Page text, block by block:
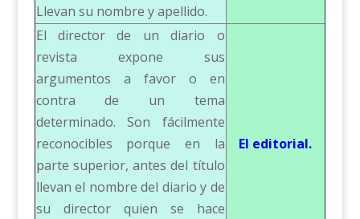
Llevan su nombre y apellido.
El director de un diario o
revista expone sus
argumentos a favor o en
contra de un tema
determinado. Son fácilmente
reconocibles porque en la
parte superior, antes del título
llevan el nombre del diario y de
su director quien se hace
El editorial.